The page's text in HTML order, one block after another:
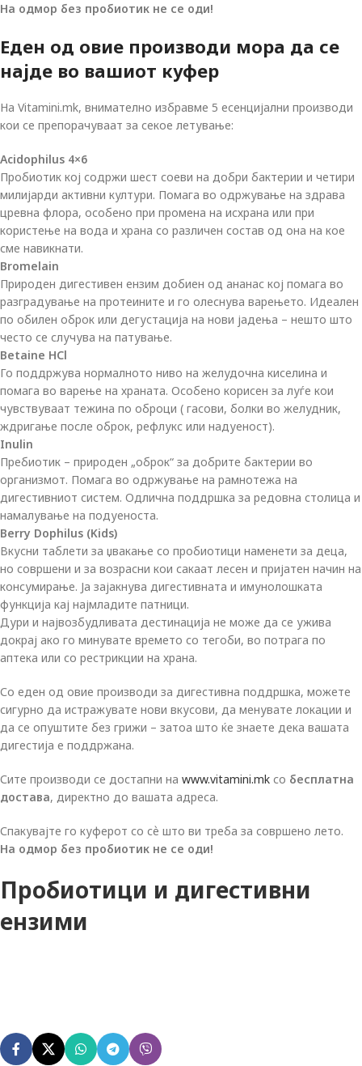
На одмор без пробиотик не се оди!
Еден од овие производи мора да се
најде во вашиот куфер
На Vitamini.mk, внимателно избравме 5 есенцијални производи
кои се препорачуваат за секое летување:
Acidophilus 4×6
Пробиотик кој содржи шест соеви на добри бактерии и четири
милијарди активни култури. Помага во одржување на здрава
цревна флора, особено при промена на исхрана или при
користење на вода и храна со различен состав од она на кое
сме навикнати.
Bromelain
Природен дигестивен ензим добиен од ананас кој помага во
разградување на протеините и го олеснува варењето. Идеален
по обилен оброк или дегустација на нови јадења – нешто што
често се случува на патување.
Betaine HCl
Го поддржува нормалното ниво на желудочна киселина и
помага во варење на храната. Особено корисен за луѓе кои
чувствуваат тежина по оброци ( гасови, болки во желудник,
ждригање после оброк, рефлукс или надуеност).
Inulin
Пребиотик – природен „оброк“ за добрите бактерии во
организмот. Помага во одржување на рамнотежа на
дигестивниот систем. Одлична поддршка за редовна столица и
намалување на подуеноста.
Berry Dophilus (Kids)
Вкусни таблети за џвакање со пробиотици наменети за деца,
но совршени и за возрасни кои сакаат лесен и пријатен начин на
консумирање. Ја зајакнува дигестивната и имунолошката
функција кај најмладите патници.
Дури и највозбудливата дестинација не може да се ужива
докрај ако го минувате времето со тегоби, во потрага по
аптека или со рестрикции на храна.
Со еден од овие производи за дигестивна поддршка, можете
сигурно да истражувате нови вкусови, да менувате локации и
да се опуштите без грижи – затоа што ќе знаете дека вашата
дигестија е поддржана.
Сите производи се достапни на www.vitamini.mk со бесплатна
достава, директно до вашата адреса.
Спакувајте го куферот со сѐ што ви треба за совршено лето.
На одмор без пробиотик не се оди!
Пробиотици и дигестивни
ензими